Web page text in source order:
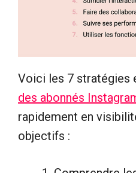
Voici les 7 stratégies
des abonnés
rapidement en
objectifs :